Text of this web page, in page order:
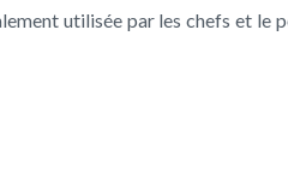
utilisée par les chefs et le